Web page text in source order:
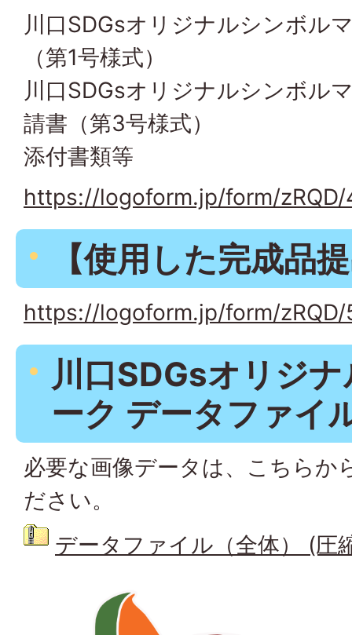
川口SDGsオリジナルシンボル
（第1号様式）
川口SDGsオリジナルシンボル
請書（第3号様式）
添付書類等
https://logoform.jp/form/
【使用した完成品
https://logoform.jp/form/zRQD/
川口SDGsオリジ
ーク データファイ
必要な画像データは、こちらか
ださい。
データファイル（全体） (圧